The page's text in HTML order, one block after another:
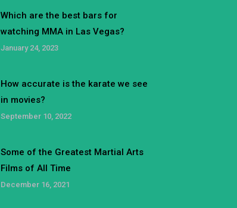
Which are the best bars for
watching MMA in Las Vegas?
January 24, 2023
How accurate is the karate we see
in movies?
September 10, 2022
Some of the Greatest Martial Arts
Films of All Time
December 16, 2021